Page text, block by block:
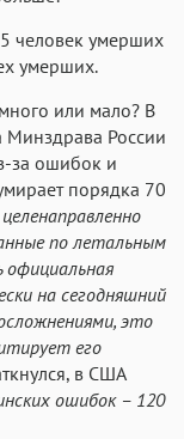
человек умерших
умерших.
или мало? В
Минздрава России
за ошибок и
порядка 70
по летальным
официальная
на сегодняшний
это
его
в США
ошибок – 120